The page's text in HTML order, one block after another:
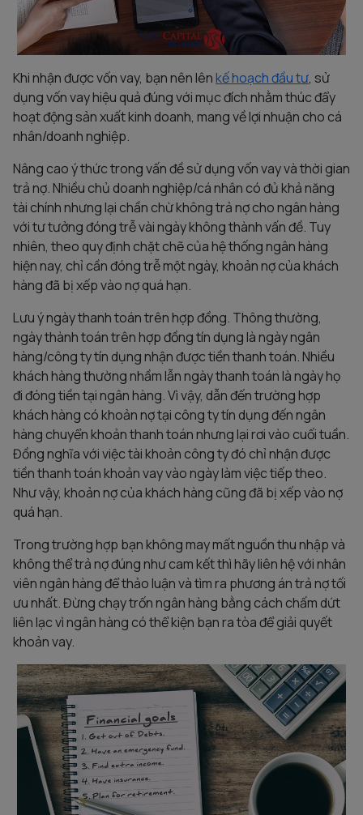
Khi nhận được vốn vay, bạn nên lênkế hoạch đầu tư, sử
dụng vốn vay hiệu quả đúng với mục đích nhằm thúc đẩy
hoạt động sản xuất kinh doanh, mang về lợi nhuận cho cá
nhân/doanh nghiệp.
Nâng cao ý thức trong vấn đề sử dụng vốn vay và thời gian
trả nợ. Nhiều chủ doanh nghiệp/cá nhân có đủ khả năng
tài chính nhưng lại chần chừ không trả nợ cho ngân hàng
với tư tưởng đóng trễ vài ngày không thành vấn đề. Tuy
nhiên, theo quy định chặt chẽ của hệ thống ngân hàng
hiện nay, chỉ cần đóng trễ một ngày, khoản nợ của khách
hàng đã bị xếp vào nợ quá hạn.
Lưu ý ngày thanh toán trên hợp đồng. Thông thường,
ngày thành toán trên hợp đồng tín dụng là ngày ngân
hàng/công ty tín dụng nhận được tiền thanh toán. Nhiều
khách hàng thường nhầm lẫn ngày thanh toán là ngày họ
đi đóng tiền tại ngân hàng. Vì vậy, dẫn đến trường hợp
khách hàng có khoản nợ tại công ty tín dụng đến ngân
hàng chuyển khoản thanh toán nhưng lại rơi vào cuối tuần.
Đồng nghĩa với việc tài khoản công ty đó chỉ nhận được
tiền thanh toán khoản vay vào ngày làm việc tiếp theo.
Như vậy, khoản nợ của khách hàng cũng đã bị xếp vào nợ
quá hạn.
Trong trường hợp bạn không may mất nguồn thu nhập và
không thể trả nợ đúng như cam kết thì hãy liên hệ với nhân
viên ngân hàng để thảo luận và tìm ra phương án trả nợ tối
ưu nhất. Đừng chạy trốn ngân hàng bằng cách chấm dứt
liên lạc vì ngân hàng có thể kiện bạn ra tòa để giải quyết
khoản vay.